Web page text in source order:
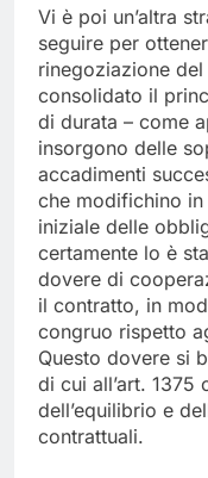
Vi è poi un’altra
seguire per
rinegoziazione
consolidato il
di durata – come
insorgono delle
accadimenti
che modifichino in
iniziale delle
certamente lo è
dovere di
il contratto, in
congruo rispetto
Questo dovere si
di cui all’art.
dell’equilibrio e
contrattuali.